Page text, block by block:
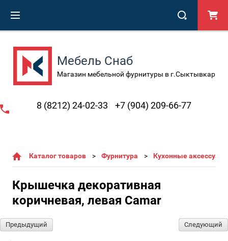
Мебель Снаб
Магазин мебельной фурнитуры в г.Сыктывкар
8 (8212) 24-02-33 +7 (904) 209-66-77
Каталог товаров Фурнитура Кухонные
Крышечка декоративная
коричневая, левая Camar
Предыдущий Следующий